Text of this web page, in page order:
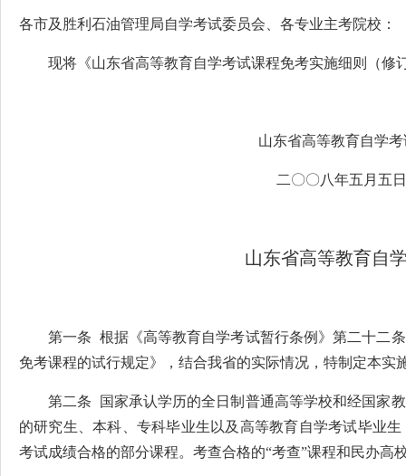
各市及胜利石油管理局自学考试委员会、各专业主考院校：
现将《山东省高等教育自学考试课程免考实施细则（
山东省高等教育自学
二〇〇八年五月五日
山东省高等教育自
第一条 根据《高等教育自学考试暂行条例》第二十二
免考课程的试行规定》，结合我省的实际情况，特制定本实
第二条 国家承认学历的全日制普通高等学校和经国家
的研究生、本科、专科毕业生以及高等教育自学考试毕业
考试成绩合格的部分课程。考查合格的“考查”课程和民办高